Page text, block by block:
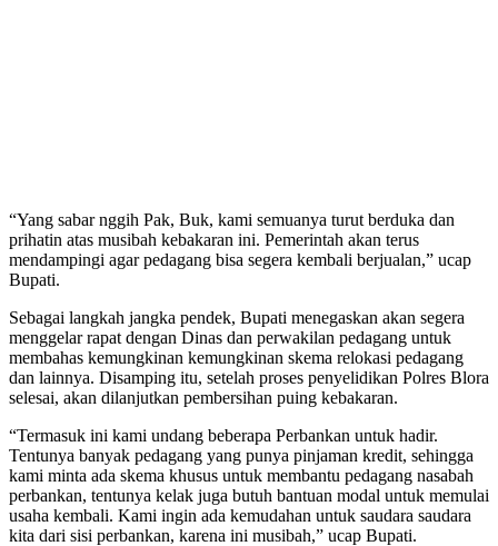
“Yang sabar nggih Pak, Buk, kami semuanya turut berduka dan
prihatin atas musibah kebakaran ini. Pemerintah akan terus
mendampingi agar pedagang bisa segera kembali berjualan,” ucap
Bupati.
Sebagai langkah jangka pendek, Bupati menegaskan akan segera
menggelar rapat dengan Dinas dan perwakilan pedagang untuk
membahas kemungkinan kemungkinan skema relokasi pedagang
dan lainnya. Disamping itu, setelah proses penyelidikan Polres Blora
selesai, akan dilanjutkan pembersihan puing kebakaran.
“Termasuk ini kami undang beberapa Perbankan untuk hadir.
Tentunya banyak pedagang yang punya pinjaman kredit, sehingga
kami minta ada skema khusus untuk membantu pedagang nasabah
perbankan, tentunya kelak juga butuh bantuan modal untuk memulai
usaha kembali. Kami ingin ada kemudahan untuk saudara saudara
kita dari sisi perbankan, karena ini musibah,” ucap Bupati.